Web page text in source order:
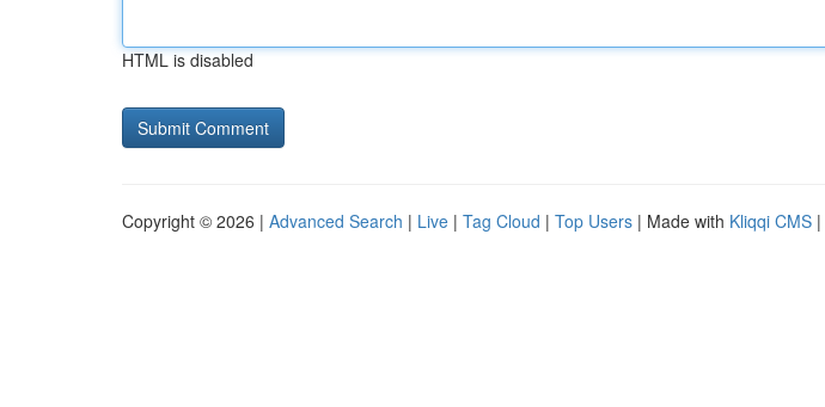
HTML is disabled
Copyright © 2026 | Advanced Search | Live | Tag Cloud | Top Users | Made with Kliqqi CMS |